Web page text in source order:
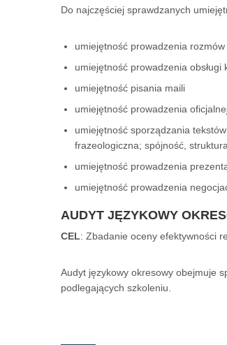
Do najczęściej sprawdzanych
umiejętność prowadzenia
umiejętność prowadzenia obsługi
umiejętność pisania maili
umiejętność prowadzenia
umiejętność sporządzania
frazeologiczna; spójność,
umiejętność prowadzenia
umiejętność prowadzenia
AUDYT JĘZYKOWY
CEL: Zbadanie oceny efektywności
Audyt językowy okresowy obejmuje
podlegających szkoleniu.